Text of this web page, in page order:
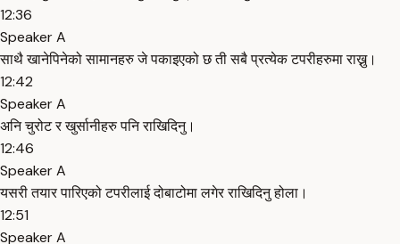
12:36
Speaker A
साथै खानेपिनेको सामानहरु जे पकाइएको छ ती सबै प्रत्येक टपरीहरुमा राख्नु।
12:42
Speaker A
अनि चुरोट र खुर्सानीहरु पनि राखिदिनु।
12:46
Speaker A
यसरी तयार पारिएको टपरीलाई दोबाटोमा लगेर राखिदिनु होला।
12:51
Speaker A